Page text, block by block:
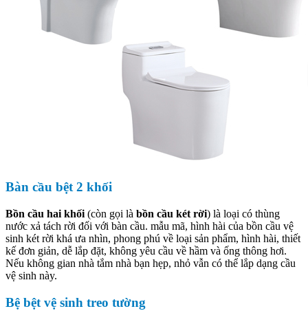
Bàn cầu bệt 2 khối
Bồn cầu hai khối (còn gọi là bồn cầu két rời) là loại có thùng
nước xả tách rời đối với bàn cầu. mẫu mã, hình hài của bồn cầu vệ
sinh két rời khá ưa nhìn, phong phú về loại sản phẩm, hình hài, thiết
kế đơn giản, dễ lắp đặt, không yêu cầu về hầm và ống thông hơi.
Nếu không gian nhà tắm nhà bạn hẹp, nhỏ vẫn có thể lắp dạng cầu
vệ sinh này.
Bệ bệt vệ sinh treo tường